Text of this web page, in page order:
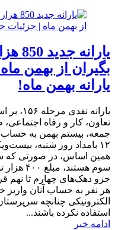
بگیران از بهمن
یارانه بهمن ماه!
یارانه
تعاون، کار و رفاه
جمعه، بیستم بهمن به
۱۲ بامداد روز شنبه،
همین اساس، در صورتی که
سوم
هر نفر به حساب آنان واریز
الکترونیکی چنانچه
استفاده نکرده باشند...
ادامه خبر